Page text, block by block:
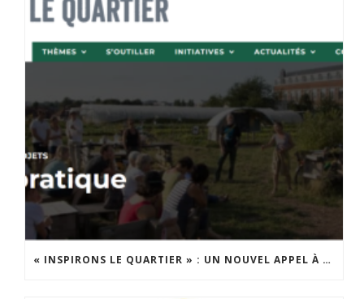
« INSPIRONS LE QUARTIER » : UN NOUVEL APPEL À PROJETS EST LANCÉ !